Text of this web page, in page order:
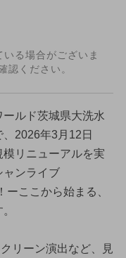
る場合がございま
認ください。
ルド茨城県大洗水
2026年3月12日
模リニューアルを実
ャンライブ
ーここから始まる、
リーン演出など、見